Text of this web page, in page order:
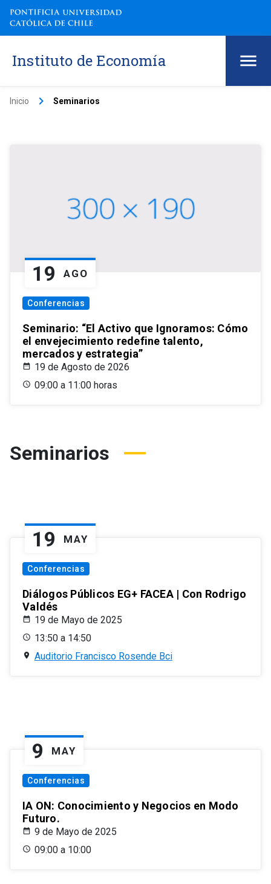
Instituto de Economía
Inicio keyboard_arrow_right Seminarios
19 AGO
Conferencias
Seminario: “El Activo que Ignoramos: Cómo
el envejecimiento redefine talento,
mercados y estrategia”
19 de Agosto de 2026
09:00 a 11:00 horas
Seminarios
19 MAY
Conferencias
Diálogos Públicos EG+ FACEA | Con Rodrigo
Valdés
19 de Mayo de 2025
13:50 a 14:50
Auditorio Francisco Rosende Bci
9 MAY
Conferencias
IA ON: Conocimiento y Negocios en Modo
Futuro.
9 de Mayo de 2025
09:00 a 10:00